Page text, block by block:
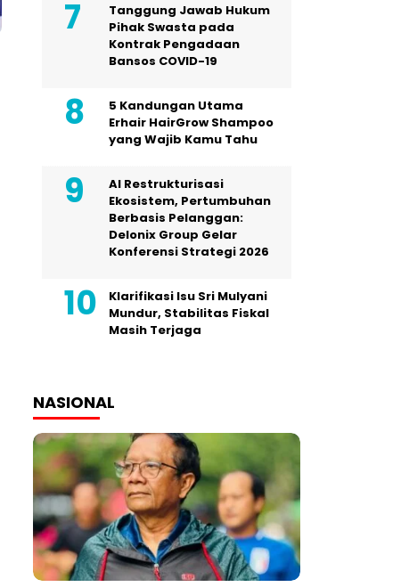
Tanggung Jawab Hukum
Pihak Swasta pada
Kontrak Pengadaan
Bansos COVID-19
5 Kandungan Utama
Erhair HairGrow Shampoo
yang Wajib Kamu Tahu
AI Restrukturisasi
Ekosistem, Pertumbuhan
Berbasis Pelanggan:
Delonix Group Gelar
Konferensi Strategi 2026
Klarifikasi Isu Sri Mulyani
Mundur, Stabilitas Fiskal
Masih Terjaga
NASIONAL